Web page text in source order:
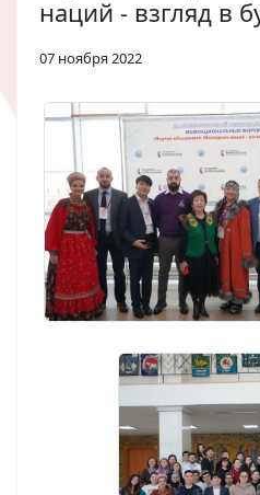
наций - взгляд в
07 ноября 2022